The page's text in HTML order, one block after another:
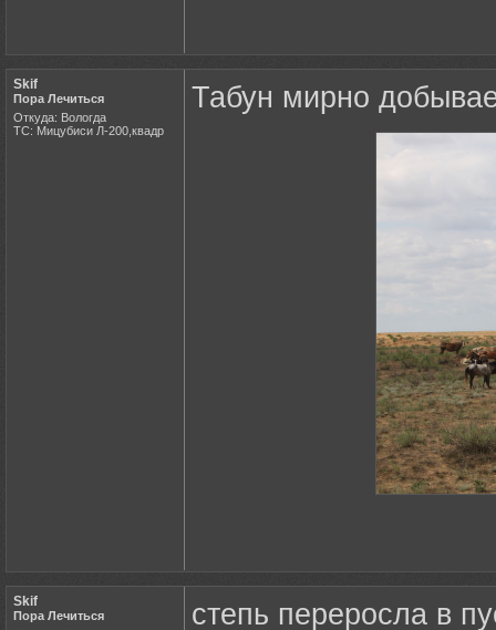
Skif
Пора Лечиться
Откуда: Вологда
ТС: Мицубиси Л-200,квадр
Табун мирно
Skif
Пора Лечиться
степь переросла в